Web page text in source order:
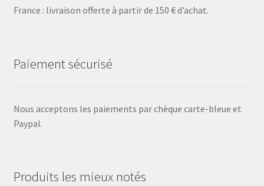
France : livraison offerte à partir de 150 € d’achat.
Paiement sécurisé
Nous acceptons les paiements par chèque carte-bleue et
Paypal.
Produits les mieux notés